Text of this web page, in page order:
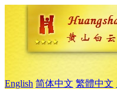
English 简体中文 繁體中文